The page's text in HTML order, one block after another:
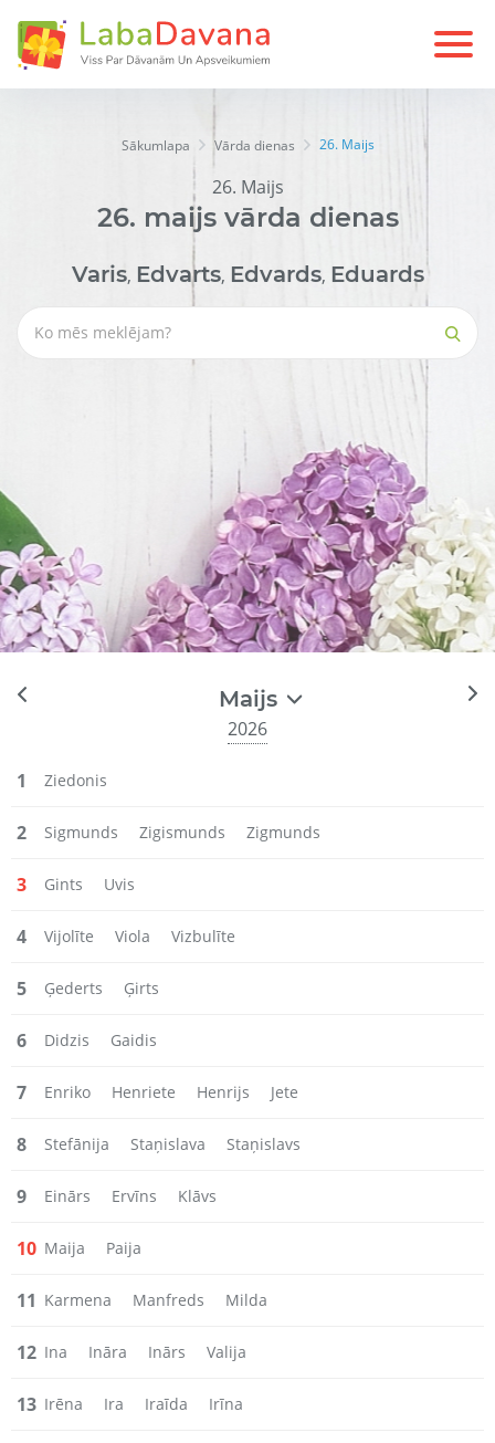
Sākumlapa Vārda dienas 26. Maijs
26. Maijs
26. maijsvārda dienas
Varis, Edvarts, Edvards, Eduards
Maijs
2026
1 Ziedonis
2 Sigmunds Zigismunds Zigmunds
3 Gints Uvis
4 Vijolīte Viola Vizbulīte
5 Ģederts Ģirts
6 Didzis Gaidis
7 Enriko Henriete Henrijs Jete
8 Stefānija Staņislava Staņislavs
9 Einārs Ervīns Klāvs
10 Maija Paija
11 Karmena Manfreds Milda
12 Ina Ināra Inārs Valija
13 Irēna Ira Iraīda Irīna